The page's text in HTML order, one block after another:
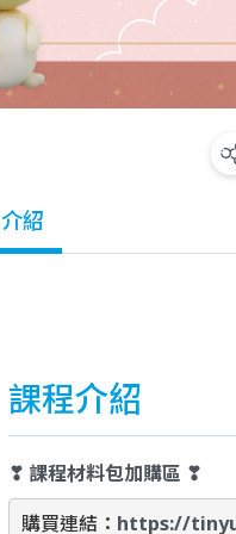
介紹
課程介紹
❣ 課程材料包加購區 ❣
購買連結： https://